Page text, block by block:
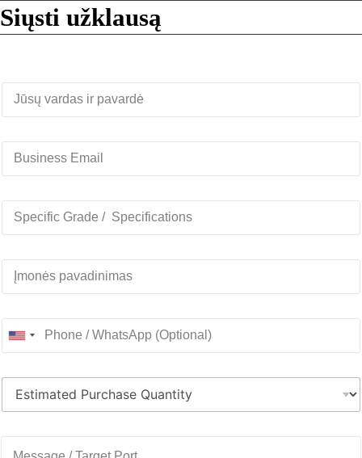
Siųsti užklausą